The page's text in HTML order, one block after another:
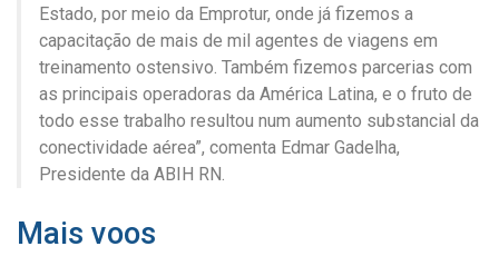
Estado, por meio da Emprotur, onde já fizemos a
capacitação de mais de mil agentes de viagens em
treinamento ostensivo. Também fizemos parcerias com
as principais operadoras da América Latina, e o fruto de
todo esse trabalho resultou num aumento substancial da
conectividade aérea”, comenta Edmar Gadelha,
Presidente da ABIH RN.
Mais voos